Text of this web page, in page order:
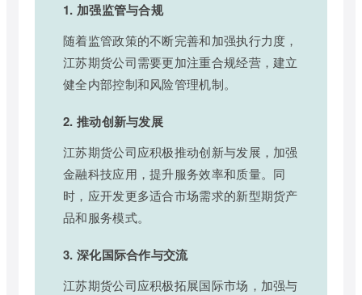
1. 加强监管与合规
随着监管政策的不断完善和加强执行力度，
江苏期货公司需要更加注重合规经营，建立
健全内部控制和风险管理机制。
2. 推动创新与发展
江苏期货公司应积极推动创新与发展，加强
金融科技应用，提升服务效率和质量。同
时，应开发更多适合市场需求的新型期货产
品和服务模式。
3. 深化国际合作与交流
江苏期货公司应积极拓展国际市场，加强与